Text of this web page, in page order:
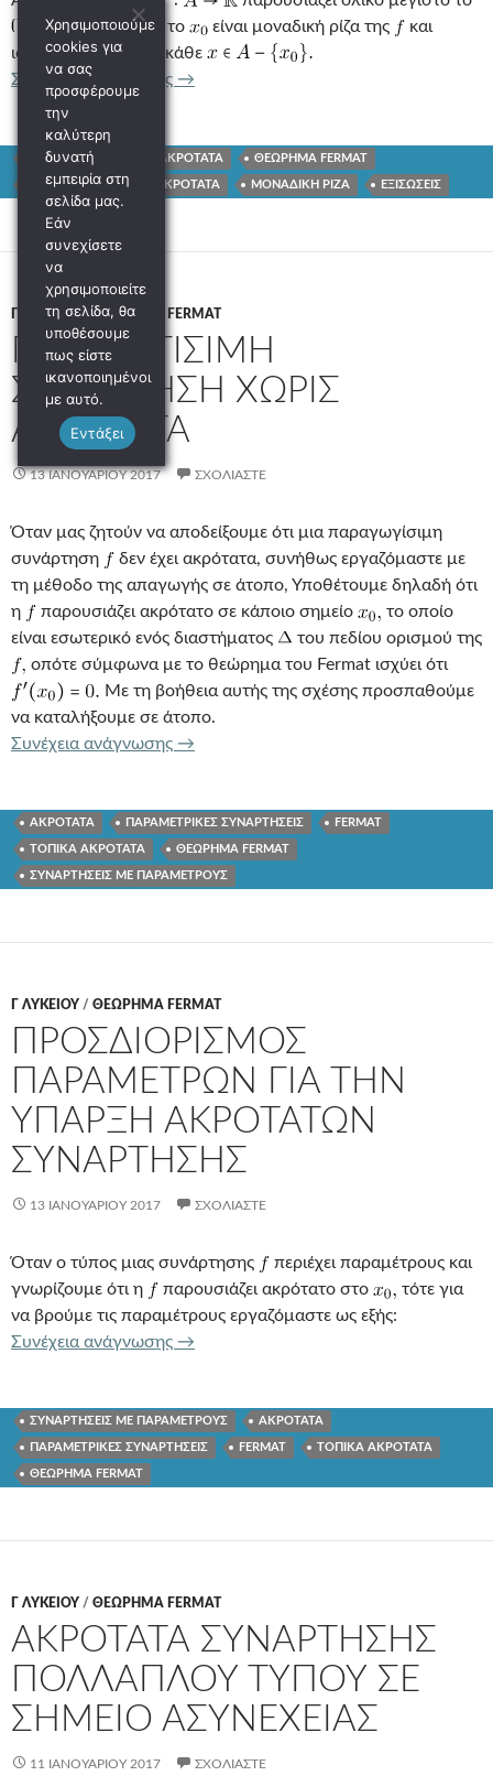
μόνο στο
, τότε το είναι μοναδική ρίζα της
και
ισχύει
για κάθε
Συνέχεια ανάγνωσης ΕΠΙΛΥΣΗ ΕΞΙΣΩΣΗΣ ΚΑΙ ΑΚΡΟΤΑΤΑ
→
FERMAT ΤΟΠΙΚΑ ΑΚΡΟΤΑΤΑ ΘΕΩΡΗΜΑ FERMAT
ΠΛΗΘΟΣ ΡΙΖΩΝ ΑΚΡΟΤΑΤΑ ΜΟΝΑΔΙΚΗ ΡΙΖΑ ΕΞΙΣΩΣΕΙΣ
Γ ΛΥΚΕΊΟΥ/ΘΕΩΡΗΜΑ FERMAT
ΠΑΡΑΓΩΓΙΣΙΜΗ
ΣΥΝΑΡΤΗΣΗ ΧΩΡΙΣ
ΑΚΡΟΤΑΤΑ
13 ΙΑΝΟΥΑΡΊΟΥ 2017 ΣΧΟΛΙΆΣΤΕ
Όταν μας ζητούν να αποδείξουμε ότι μια παραγωγίσιμη
συνάρτηση
δεν έχει ακρότατα, συνήθως εργαζόμαστε με
τη μέθοδο της απαγωγής σε άτοπο, Υποθέτουμε δηλαδή ότι
η
παρουσιάζει ακρότατο σε κάποιο σημείο
το οποίο
είναι εσωτερικό ενός διαστήματος
του πεδίου ορισμού της
οπότε σύμφωνα με το θεώρημα του Fermat ισχύει ότι
Με τη βοήθεια αυτής της σχέσης προσπαθούμε
να καταλήξουμε σε άτοπο.
Συνέχεια ανάγνωσης ΠΑΡΑΓΩΓΙΣΙΜΗ ΣΥΝΑΡΤΗΣΗ ΧΩΡΙΣ
→
ΑΚΡΟΤΑΤΑ ΠΑΡΑΜΕΤΡΙΚΕΣ ΣΥΝΑΡΤΗΣΕΙΣ FERMAT
ΤΟΠΙΚΑ ΑΚΡΟΤΑΤΑ ΘΕΩΡΗΜΑ FERMAT
ΣΥΝΑΡΤΗΣΕΙΣ ΜΕ ΠΑΡΑΜΕΤΡΟΥΣ
Γ ΛΥΚΕΊΟΥ / ΘΕΩΡΗΜΑ FERMAT
ΠΡΟΣΔΙΟΡΙΣΜΟΣ
ΠΑΡΑΜΕΤΡΩΝ ΓΙΑ ΤΗΝ
ΥΠΑΡΞΗ ΑΚΡΟΤΑΤΩΝ
ΣΥΝΑΡΤΗΣΗΣ
13 ΙΑΝΟΥΑΡΊΟΥ 2017 ΣΧΟΛΙΆΣΤΕ
Όταν ο τύπος μιας συνάρτησης
περιέχει παραμέτρους και
γνωρίζουμε ότι η
παρουσιάζει ακρότατο στο
τότε για
να βρούμε τις παραμέτρους εργαζόμαστε ως εξής:
Συνέχεια ανάγνωσης ΠΡΟΣΔΙΟΡΙΣΜΟΣ ΠΑΡΑΜΕΤΡΩΝ
→
ΣΥΝΑΡΤΗΣΕΙΣ ΜΕ ΠΑΡΑΜΕΤΡΟΥΣ ΑΚΡΟΤΑΤΑ
ΠΑΡΑΜΕΤΡΙΚΕΣ ΣΥΝΑΡΤΗΣΕΙΣ FERMAT ΤΟΠΙΚΑ ΑΚΡΟΤΑΤΑ
ΘΕΩΡΗΜΑ FERMAT
Γ ΛΥΚΕΊΟΥ / ΘΕΩΡΗΜΑ FERMAT
ΑΚΡΟΤΑΤΑ ΣΥΝΑΡΤΗΣΗΣ
ΠΟΛΛΑΠΛΟΥ ΤΥΠΟΥ ΣΕ
ΣΗΜΕΙΟ ΑΣΥΝΕΧΕΙΑΣ
11 ΙΑΝΟΥΑΡΊΟΥ 2017 ΣΧΟΛΙΆΣΤΕ
Χρησιμοποιούμε
cookies για
να σας
προσφέρουμε
την
καλύτερη
δυνατή
εμπειρία στη
σελίδα μας.
Εάν
συνεχίσετε
να
χρησιμοποιείτε
τη σελίδα, θα
υποθέσουμε
πως είστε
ικανοποιημένοι
με αυτό.
Εντάξει